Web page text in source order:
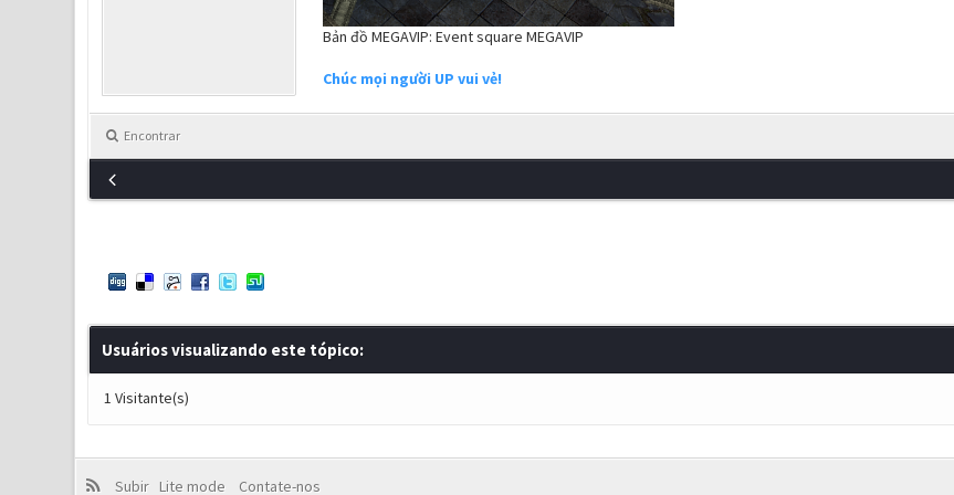
Bản đồ MEGAVIP: Event square MEGAVIP
Chúc mọi người UP vui vẻ!
Encontrar
Usuários visualizando este tópico:
1 Visitante(s)
Subir Lite mode Contate-nos